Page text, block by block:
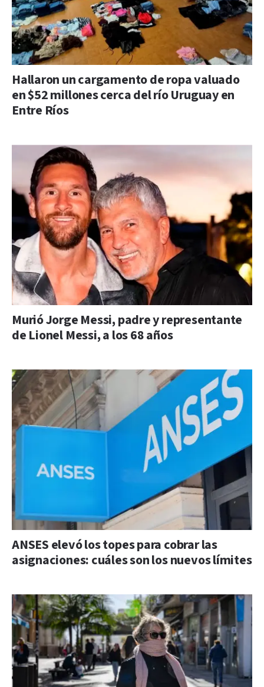
Hallaron un cargamento de ropa valuado
en $52 millones cerca del río Uruguay en
Entre Ríos
Murió Jorge Messi, padre y representante
de Lionel Messi, a los 68 años
ANSES elevó los topes para cobrar las
asignaciones: cuáles son los nuevos límites